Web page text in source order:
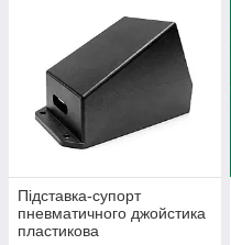
Підставка-супорт
пневматичного джойстика
пластикова